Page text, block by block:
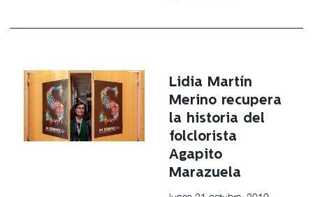
Lidia Martín
Merino recupera
la historia del
folclorista
Agapito
Marazuela